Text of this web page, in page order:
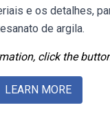
e os detalhes,
de argila.
click the
LEARN MORE